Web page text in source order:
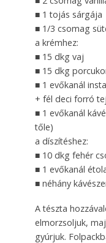
■ 1 tojás sárgája
■ 1/3 csomag
a krémhez:
■ 15 dkg vaj
■ 15 dkg
■ 1 evőkanál
+ fél deci forró tej
■ 1 evőkanál
tőle)
a díszítéshez:
■ 10 dkg fehér
■ 1 evőkanál
■ néhány
A tészta
elmorzsoljuk,
gyúrjuk.